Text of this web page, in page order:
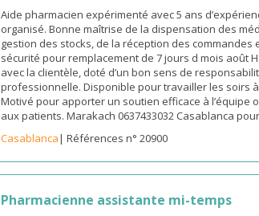
Aide pharmacien expérimenté avec 5 ans
organisé. Bonne maîtrise de la dispensation des
gestion des stocks, de la réception des commandes
sécurité pour remplacement de 7 jours d mois août
avec la clientèle, doté d’un bon sens de
professionnelle. Disponible pour travailler les soirs
Motivé pour apporter un soutien efficace à l’équipe
aux patients. Marakach 0637433032 Casablanca
Casablanca| Références n° 20900
Pharmacienne assistante mi-temps